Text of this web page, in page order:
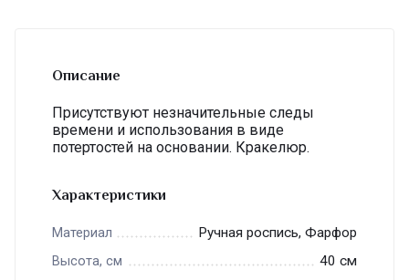
Описание
Присутствуют незначительные следы
времени и использования в виде
потертостей на основании. Кракелюр.
Характеристики
Материал Ручная роспись, Фарфор
Высота, см 40 см